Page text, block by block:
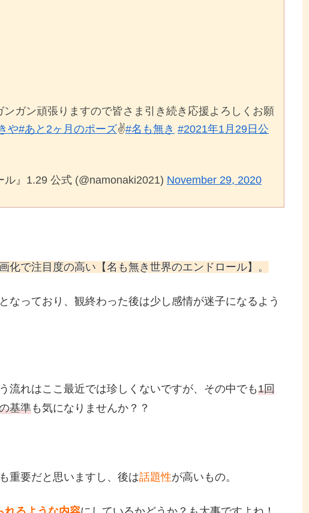
ガン頑張りますので皆さま引き続き応援よろしくお願
や#あと2ヶ月のポーズ✌️#名も無き #2021年1月29日公
』1.29 公式 (@namonaki2021) November 29, 2020
化で注目度の高い【名も無き世界のエンドロール】。
なっており、観終わった後は少し感情が迷子になるよう
流れはここ最近では珍しくないですが、その中でも1回
基準も気になりませんか？？
重要だと思いますし、後は話題性が高いもの。